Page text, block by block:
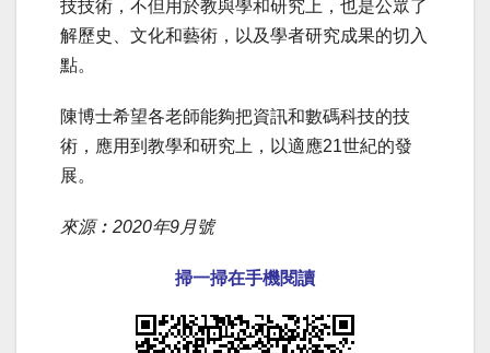
技技術，不但用於教與學和研究上，也是公眾了
解歷史、文化和藝術，以及學者研究成果的切入
點。
陳博士希望各老師能夠把資訊和數碼科技的技
術，應用到教學和研究上，以適應21世紀的發
展。
來源︰2020年9月號
掃一掃在手機閱讀